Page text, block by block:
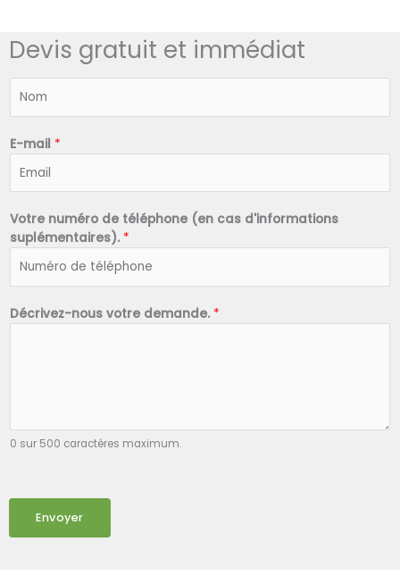
Devis gratuit et immédiat
*
E-mail *
Votre numéro de téléphone (en cas d'informations
suplémentaires). *
Décrivez-nous votre demande. *
0 sur 500 caractères maximum.
Envoyer